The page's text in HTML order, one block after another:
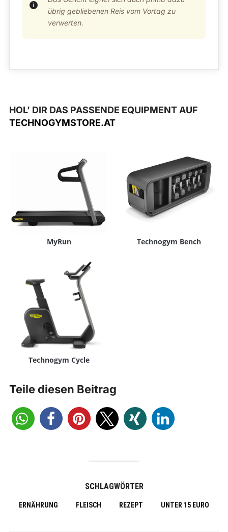
übrig gebliebenen Reis vom Vortag zu
verwerten.
HOL’ DIR DAS PASSENDE EQUIPMENT AUF
TECHNOGYMSTORE.AT
MyRun Technogym Bench
Technogym Cycle
Teile diesen Beitrag
SCHLAGWÖRTER
ERNÄHRUNG FLEISCH REZEPT UNTER 15 EURO